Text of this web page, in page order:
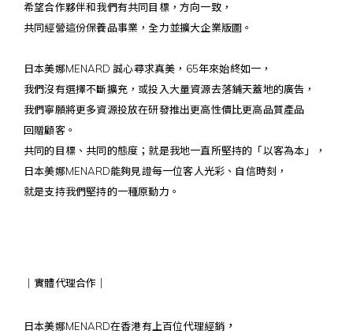
希望合作夥伴和我們有共同目標，方向一致，
共同經營這份保養品事業，全力並擴大企業版圖。
日本美娜MENARD 誠心尋求真美，65年來始終如一，
我們沒有選擇不斷擴充，或投入大量資源去落鋪天蓋地的廣告，
我們寧願將更多資源投放在研發推出更高性價比更高品質產品
回贈顧客。
共同的目標、共同的態度；就是我地一直所堅持的「以客為本」，
日本美娜MENARD能夠見證每一位客人光彩、自信時刻，
就是支持我們堅持的一種原動力。
｜實體代理合作｜
日本美娜MENARD在香港有上百位代理經銷 ，